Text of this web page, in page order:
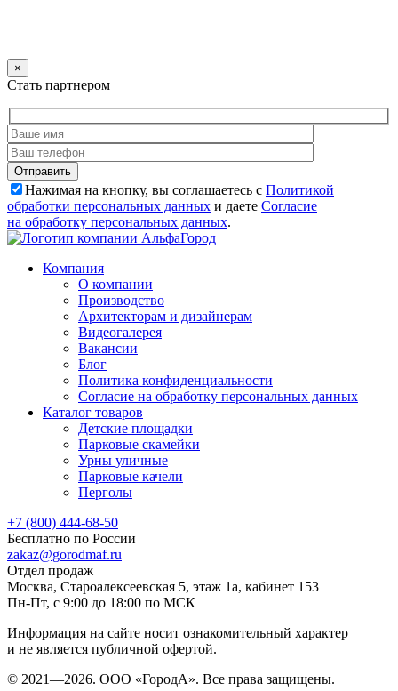
×
Стать партнером
Нажимая на кнопку, вы соглашаетесь с Политикой
обработки персональных данных и даете Согласие
на обработку персональных данных.
Компания
О компании
Производство
Архитекторам и дизайнерам
Видеогалерея
Вакансии
Блог
Политика конфиденциальности
Согласие на обработку персональных данных
Каталог товаров
Детские площадки
Парковые скамейки
Урны уличные
Парковые качели
Перголы
+7 (800) 444-68-50
Бесплатно по России
zakaz@gorodmaf.ru
Отдел продаж
Москва, Староалексеевская 5, этаж 1а, кабинет 153
Пн-Пт, с 9:00 до 18:00 по МСК
Информация на сайте носит ознакомительный характер
и не является публичной офертой.
© 2021—2026. ООО «ГородА». Все права защищены.